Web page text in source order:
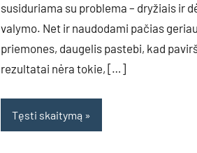
susiduriama su problema – dryžiais ir
valymo. Net ir naudodami pačias
priemones, daugelis pastebi, kad
rezultatai nėra tokie, […]
Tęsti skaitymą